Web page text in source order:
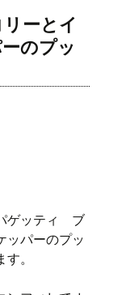
ーとイ
のプッ
ゲッティ ブ
ッパーのプッ
。